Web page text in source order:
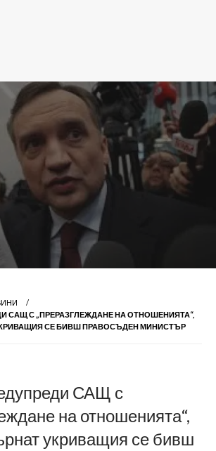
САЩ С „ПРЕРАЗГЛЕЖДАНЕ НА ОТНОШЕНИЯТА“,
СЕ БИВШ ПРАВОСЪДЕН МИНИСТЪР
САЩ с
на отношенията“,
укриващия се бивш